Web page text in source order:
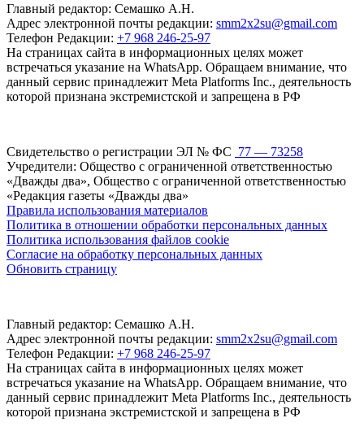
Главный редактор: Семашко А.Н.
Адрес электронной почты редакции: smm2x2su@gmail.com
Телефон Редакции: +7 968 246-25-97
На страницах сайта в информационных целях может
встречаться указание на WhatsApp. Обращаем внимание, что
данный сервис принадлежит Meta Platforms Inc., деятельность
которой признана экстремистской и запрещена в РФ
Свидетельство о регистрации ЭЛ № ФС 77 — 73258
Учредители: Общество с ограниченной ответственностью
«Дважды два», Общество с ограниченной ответственностью
«Редакция газеты «Дважды два»
Правила использования материалов
Политика в отношении обработки персональных данных
Политика использования файлов cookie
Согласие на обработку персональных данных
Обновить страницу
Главный редактор: Семашко А.Н.
Адрес электронной почты редакции: smm2x2su@gmail.com
Телефон Редакции: +7 968 246-25-97
На страницах сайта в информационных целях может
встречаться указание на WhatsApp. Обращаем внимание, что
данный сервис принадлежит Meta Platforms Inc., деятельность
которой признана экстремистской и запрещена в РФ